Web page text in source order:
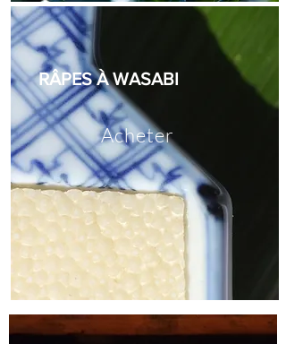
RÂPES À WASABI
Acheter